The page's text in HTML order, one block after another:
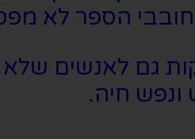
הספר לא
גם לאנשים
חיה.